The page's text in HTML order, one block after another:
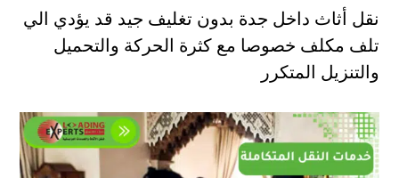
نقل أثاث داخل جدة بدون تغليف جيد قد يؤدي الي
تلف مكلف خصوصا مع كثرة الحركة والتحميل
والتنزيل المتكرر